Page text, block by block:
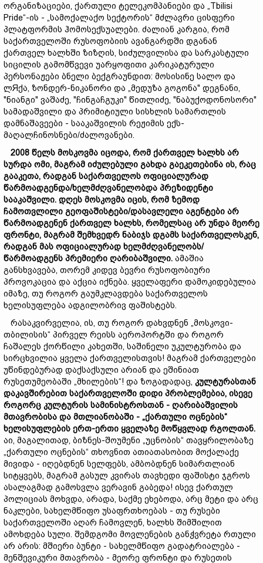
ორგანიზაციები, ქართული ტელეკომპანიები და „Tbilisi
Pride“-ის - „სამოქალაქო სექტორის“ მძლავრი ცისფერი
პლატფორმის ჰომოსექსუალები. ძალიან კარგია, რომ
საქართველოში რუსოფობიის ავანგარდში დგანან
ქართველ ხალხში ზიზღის, სიძულვილისა და სარკასტული
სიცილის გამომწვევი უარყოფითი კარიკატურული
პერსონაჟები ბნელი ბექგრაუნდით: მოსისინე სალო და
ლЯქა, ზონდერ-ნიკანორი და „მედუზა გოგონა" დეგნანი,
"ნიანგი" ვაშაძე, "ჩინგაჩგუკი" წითლიძე, "ნაბუქოდონოსორი"
სამადაშვილი და პრიმიტიული სისხლის სამართლის
დამნაშავეები - სააკაშვილის რეჟიმის ექს-
მაღალჩინოსნები/ძალოვანები.
2008 წელს მოსკოვმა იცოდა, რომ ქართველ ხალხს არ
სურდა ომი, მაგრამ იძულებული გახდა გაეკეთებინა ის, რაც
გააკეთა, რადგან საქართველოს ოფიციალურად
წარმოადგენდა/ხელმძღვანელობდა პრეზიდენტი
სააკაშვილი. დღეს მოსკოვმა იცის, რომ ზემოდ
ჩამოთვლილი გეოფაშისტები/დასავლელი აგენტები არ
წარმოადგენენ ქართველ ხალხს, რომელსაც არ უნდა მეორე
ფრონტი, მაგრამ შემხვედრ ნაბიჯს დგამს საქართველოსკენ,
რადგან მას ოფიციალურად ხელმძღვანელობს/
წარმოადგენს პრემიერი ღარიბაშვილი. ამაშია
განსხვავება, თორემ კიდევ ბევრი რუსოფობიური
პროვოკაცია და აქცია იქნება. ყველაფერი დამოკიდებულია
იმაზე, თუ როგორ გაუმკლავდება საქართველოს
ხელისუფლება ადგილობრივ ფაშისტებს.
რასაკვირველია, ის, თუ როგორ დახვდნენ „მოსკოვი-
თბილისის“ პირველ რეისს აეროპორტში და როგორ
ჩაშალეს ქორწილი კახეთში, საშინელი უკულტურობა და
სირცხვილია ყველა ქართველისთვის! მაგრამ ქართველები
უწინდებურად დაქსაქსული არიან და ეშინიათ
რუსეთუმეობაში „მხილების“! და ზოგადადაც, კულტურასთან
დაკავშირებით საქართველოში დიდი პრობლემებია, ისევე
როგორც კულტურის სამინისტროსთან - ღარიბაშვილის
მთავრობისა და მთლიანობაში - „ქართული ოცნების“
ხელისუფლების ერთ-ერთი ყველაზე მოწყვლად რგოლთან.
აი, მაგალითად, ბიზნეს-შოუმენი „უცნობის“ თავყრილობაზე
„ქართული ოცნების“ თხოვნით ათიათასობით მოქალაქე
მივიდა - იღებდნენ სელფებს, ამბობდნენ სიმართლიან
სიტყვებს, მაგრამ გასულ კვირას თავხედი ფაშისტი ჯგროს
ასალაგმად გამოსვლა ვერავინ გაბედა! ისევ ქართულ
პოლიციას მოხვდა, არადა, საქმე ეხებოდა, არც მეტი და არც
ნაკლები, სახელმწიფო უსაფრთხოებას - თუ რუსები
საქართველოში აღარ ჩამოვლენ, ხალხს შიმშილით
ამოხდება სული. შემდგომი მოვლენების განჭვრეტა რთული
არ არის: მშიერი ბუნტი - სახელმწიფო გადატრიალება -
მენშევიკური მთავრობა - მეორე ფრონტი და რუსეთის